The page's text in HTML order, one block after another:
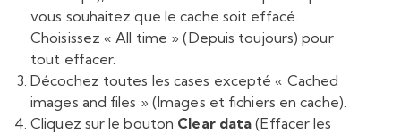
vous souhaitez que le cache soit effacé.
Choisissez « All time » (Depuis toujours) pour
tout effacer.
Décochez toutes les cases excepté « Cached
images and files » (Images et fichiers en cache).
Cliquez sur le bouton Clear data(Effacer les